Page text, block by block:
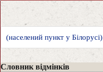
(населений пункт у Білорусі)
Словник відмінків